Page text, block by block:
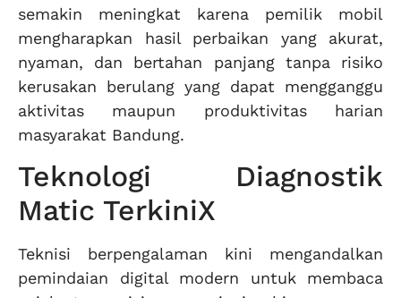
semakin meningkat karena pemilik mobil
mengharapkan hasil perbaikan yang akurat,
nyaman, dan bertahan panjang tanpa risiko
kerusakan berulang yang dapat mengganggu
aktivitas maupun produktivitas harian
masyarakat Bandung.
Teknologi Diagnostik
Matic TerkiniX
Teknisi berpengalaman kini mengandalkan
pemindaian digital modern untuk membaca